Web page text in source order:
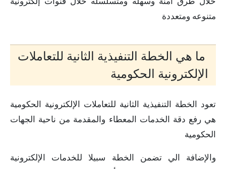
متنوعه ومتعددة
ما هي الخطة التنفيذية الثانية للتعاملات
الإلكترونية الحكومية
تعود الخطة التنفيذية الثانية للتعاملات الإلكترونية الحكومية
هي رفع دقة الخدمات المعطاء والمقدمة من ناحية الجهات
الحكومية
والإضافة الي تضمن الخطة سبيلا للخدمات الإلكترونية